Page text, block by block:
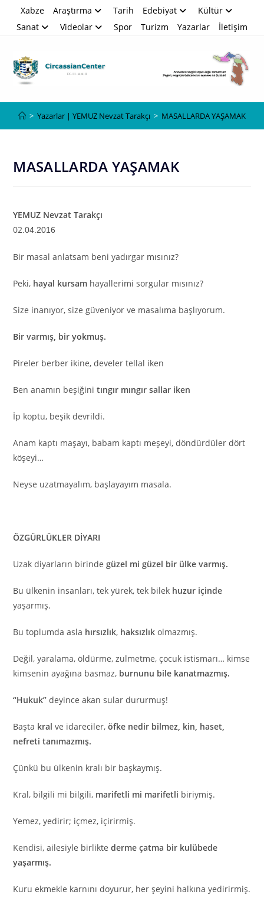
Xabze Araştırma Tarih Edebiyat
Kültür
Sanat
Videolar Spor Turizm Yazarlar İletişim
> Yazarlar | YEMUZ Nevzat Tarakçı > MASALLARDA YAŞAMAK
MASALLARDA YAŞAMAK
YEMUZ Nevzat Tarakçı
02 .04.2016
Bir masal anlatsam beni yadırgar mısınız?
Peki, hayal kursam hayallerimi sorgular mısınız?
Size inanıyor, size güveniyor ve masalıma başlıyorum.
Bir varmış, bir yokmuş.
Pireler berber ikine, develer tellal iken
Ben anamın beşiğinitıngır mıngır sallar iken
İp koptu, beşik devrildi.
Anam kaptı maşayı, babam kaptı meşeyi, döndürdüler dört
köşeyi…
Neyse uzatmayalım, başlayayım masala.
ÖZGÜRLÜKLER DİYARI
Uzak diyarların birindegüzel mi güzel bir ülke varmış.
Bu ülkenin insanları, tek yürek, tek bilek huzur içinde
yaşarmış.
Bu toplumda asla hırsızlık, haksızlık olmazmış.
Değil, yaralama, öldürme, zulmetme, çocuk istismarı… kimse
kimsenin ayağına basmaz, burnunu bile kanatmazmış.
“Hukuk” deyince akan sular dururmuş!
Başta kral ve idareciler,öfke nedir bilmez, kin, haset,
nefreti tanımazmış.
Çünkü bu ülkenin kralı bir başkaymış.
Kral, bilgili mi bilgili, marifetli mi marifetli biriymiş.
Yemez, yedirir; içmez, içirirmiş.
Kendisi, ailesiyle birliktederme çatma bir kulübede
yaşarmış.
Kuru ekmekle karnını doyurur, her şeyini halkına yedirirmiş.